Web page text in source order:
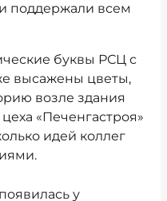
поддержали всем
буквы РСЦ с
высажены цветы,
возле здания
«Печенгастроя»
идей коллег
у